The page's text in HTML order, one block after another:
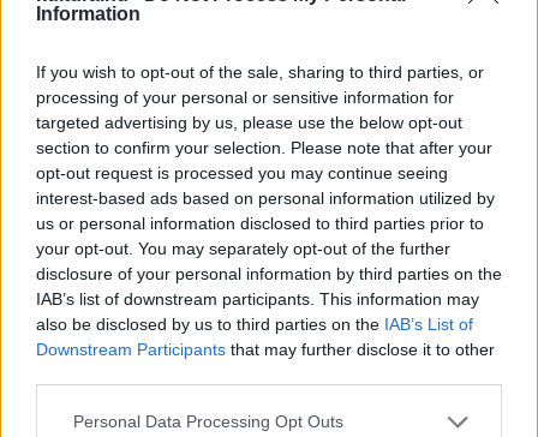
Information
If you wish to opt-out of the sale, sharing to third parties, or
processing of your personal or sensitive information for
targeted advertising by us, please use the below opt-out
section to confirm your selection. Please note that after your
opt-out request is processed you may continue seeing
interest-based ads based on personal information utilized by
us or personal information disclosed to third parties prior to
your opt-out. You may separately opt-out of the further
disclosure of your personal information by third parties on the
IAB’s list of downstream participants. This information may
also be disclosed by us to third parties on the IAB’s List of
Downstream Participants that may further disclose it to other
Please note that this website/app uses one or more Google
Personal Data Processing Opt Outs